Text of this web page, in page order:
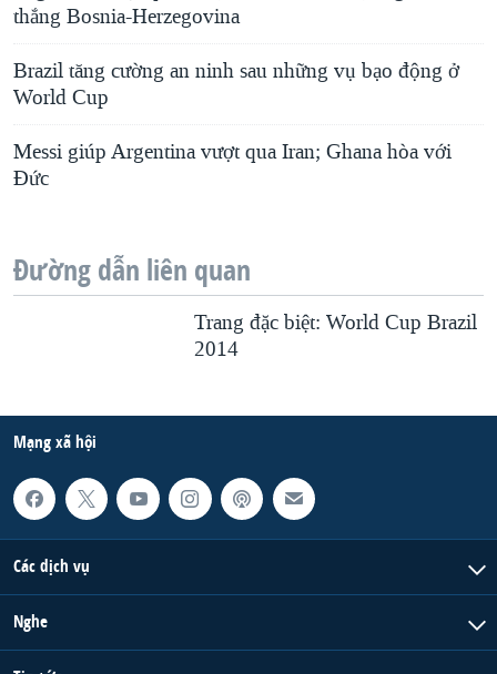
d
thắng Bosnia-Herzegovina
Brazil tăng cường an ninh sau những vụ bạo động ở
World Cup
Messi giúp Argentina vượt qua Iran; Ghana hòa với
Đức
Đường dẫn liên quan
Trang đặc biệt: World Cup Brazil
2014
Mạng xã hội
Các dịch vụ
Nghe